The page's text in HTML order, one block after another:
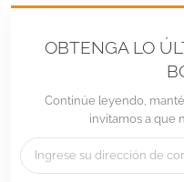
OBTENGA LO
Continúe leyendo,
invitamos a que